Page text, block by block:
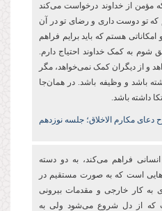
مؤمن از خداوند درخواست می‌کند
که تو دوست داری و رضای تو در آن
هستم که باید برایم فراهم
شوم به کمک خداوند احتیاج دارم.
و از دیگران کمک نمی‌خواهد، مگر
باشد و وظیفه باشد. در همان‌جا
داشته باشد.
دعای مکارم الاخلاق؛ جلسه نوزدهم
فراهم می‌کند، به دو دسته
است که به صورت مستقیم در
به کار خارجی و مقدمات بیرونی
که از دل شروع می‌شود ولی به